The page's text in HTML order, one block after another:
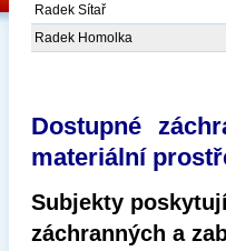
Radek Sítař
Radek Homolka
Dostupné
materiální
Subjekty
záchranných a